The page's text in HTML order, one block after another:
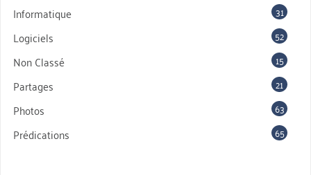
Informatique 31
Logiciels 52
Non Classé 15
Partages 21
Photos 63
Prédications 65